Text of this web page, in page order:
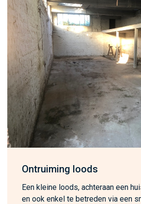
Ontruiming loods
Een kleine loods, achteraan een
en ook enkel te betreden via een